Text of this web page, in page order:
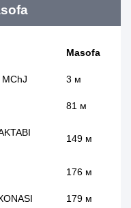
Masofa
3 м
81 м
149 м
176 м
179 м